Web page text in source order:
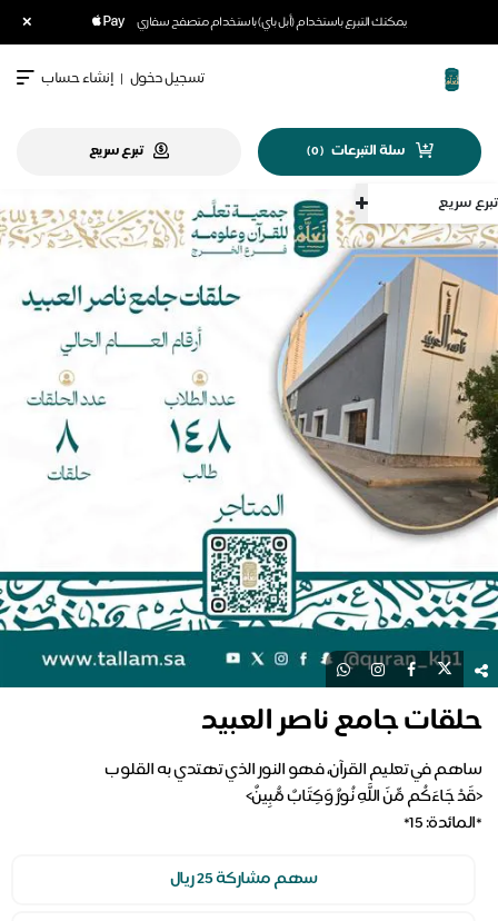
يمكنك التبرع باستخدام (أبل باي) باستخدام متصفح سفاري ×
تبرع سريع
تسجيل دخول | إنشاء حساب
سلة التبرعات (
0
) تبرع سريع
حلقات جامع ناصر العبيد
*المائدة: 15*
سهم مشاركة 25 ريال